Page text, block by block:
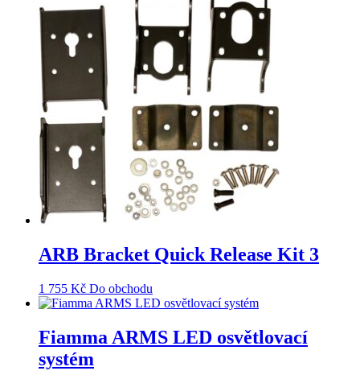
ARB Bracket Quick Release Kit 3
1 755 Kč Do obchodu
Fiamma ARMS LED osvětlovací
systém